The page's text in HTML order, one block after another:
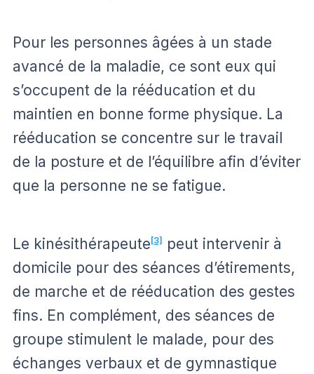
Pour les personnes âgées à un stade
avancé de la maladie, ce sont eux qui
s’occupent de la rééducation et du
maintien en bonne forme physique. La
rééducation se concentre sur le travail
de la posture et de l’équilibre afin d’éviter
que la personne ne se fatigue.
Le kinésithérapeute [3]
peut intervenir à
domicile pour des séances d’étirements,
de marche et de rééducation des gestes
fins. En complément, des séances de
groupe stimulent le malade, pour des
échanges verbaux et de gymnastique